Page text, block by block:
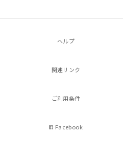
ヘルプ
関連リンク
ご利用条件
Facebook